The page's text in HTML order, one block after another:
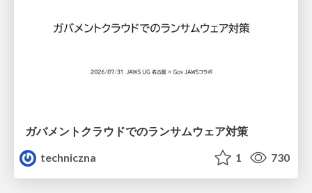
ガバメントクラウドでのランサムウェア対策
techniczna
1 730